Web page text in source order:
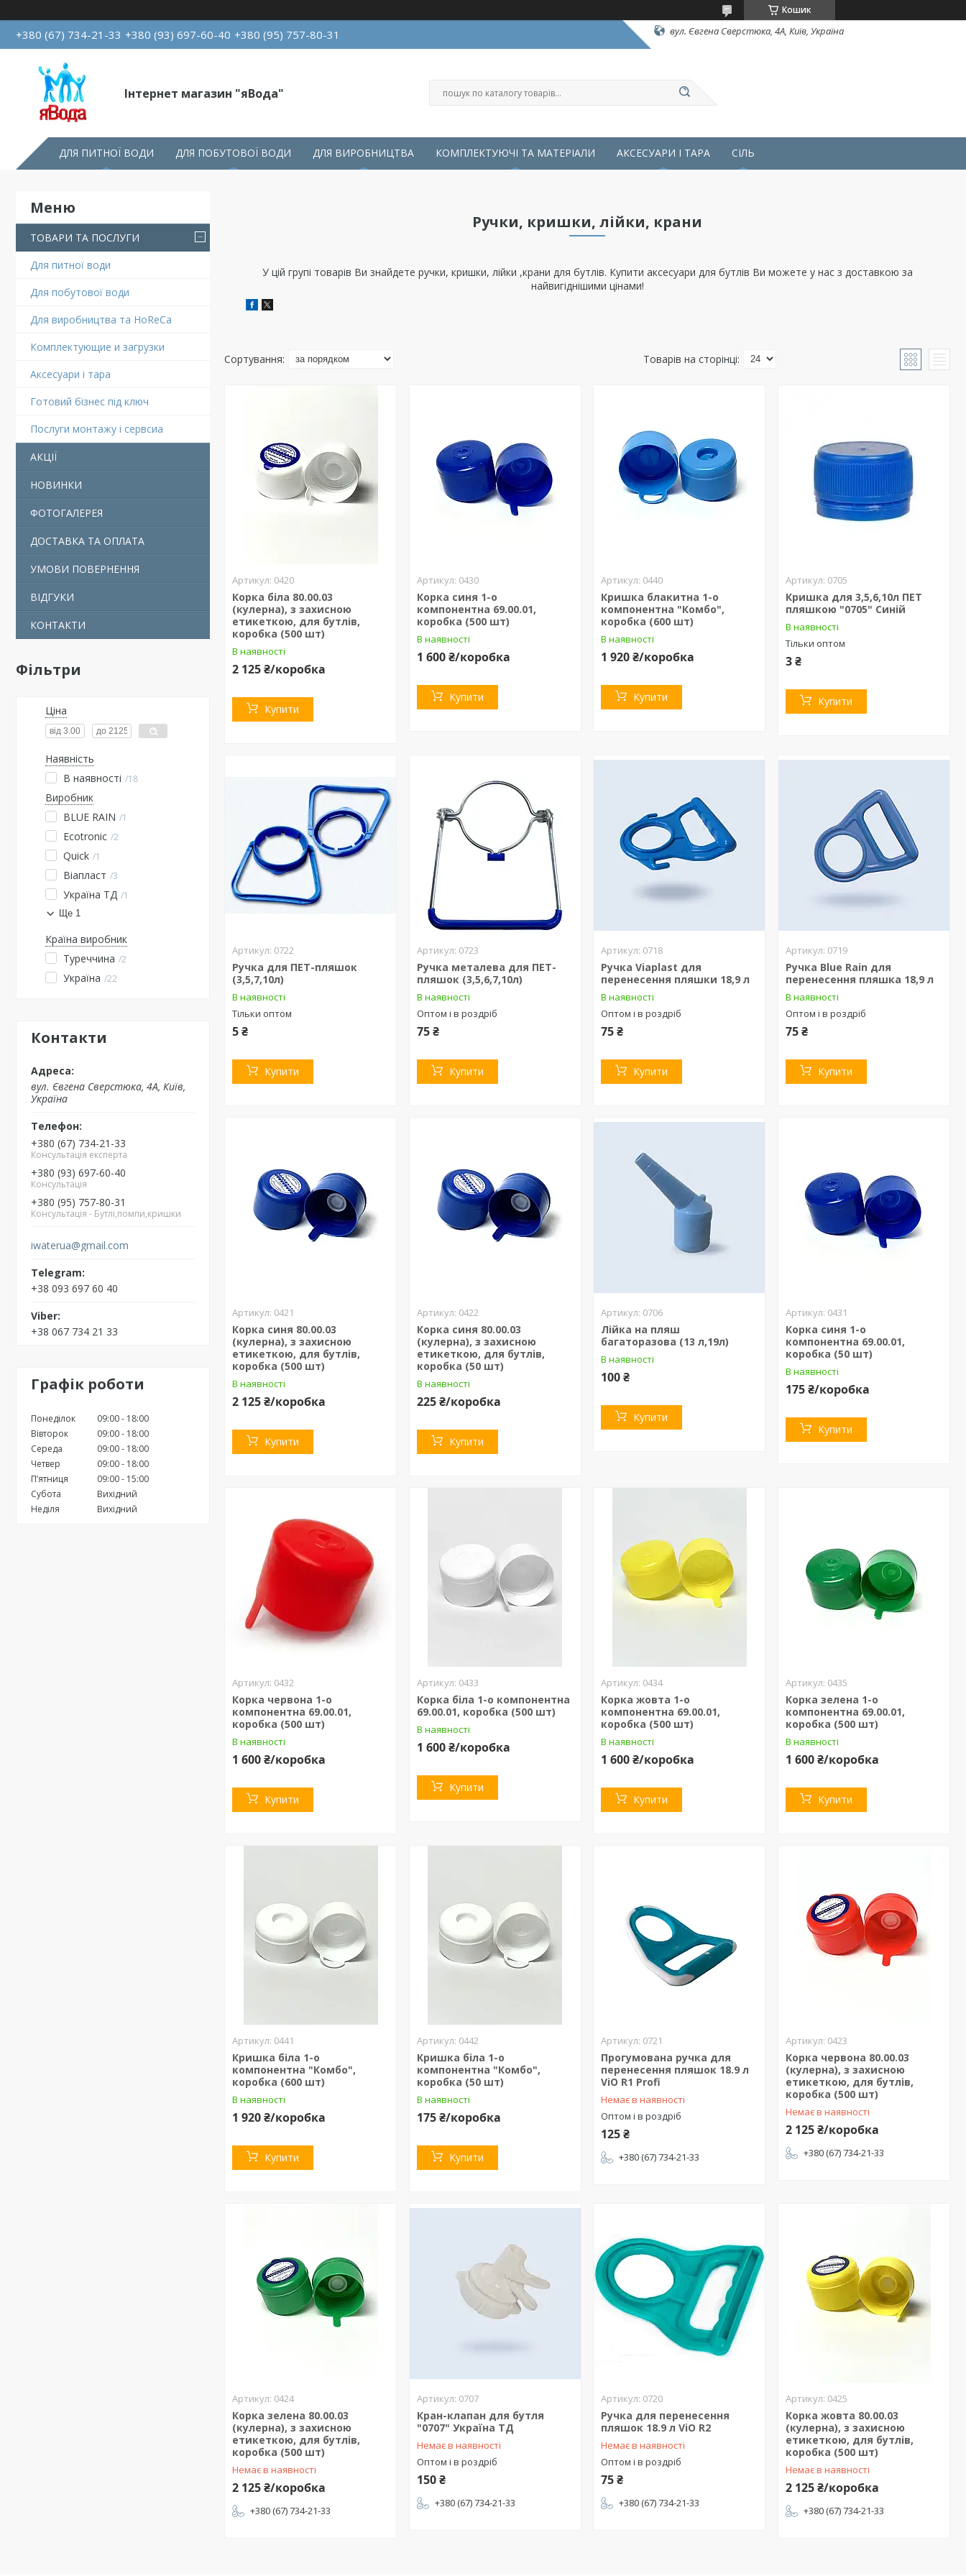
Кошик
+380 (67) 734-21-33 +380 (93) 697-60-40 +380 (95) 757-80-31 вул. Євгена Сверстюка, 4А, Київ, Україна
Інтернет магазин "яВода"
ДЛЯ ПИТНОЇ ВОДИ ДЛЯ ПОБУТОВОЇ ВОДИ ДЛЯ ВИРОБНИЦТВА КОМПЛЕКТУЮЧІ ТА МАТЕРІАЛИ АКСЕСУАРИ І ТАРА СІЛЬ
ТОВАРИ ТА ПОСЛУГИ
Для питної води
Для побутової води
Для виробництва та HoReCa
Комплектующие и загрузки
Аксесуари і тара
Готовий бізнес під ключ
Послуги монтажу і сервсиа
АКЦІЇ
НОВИНКИ
ФОТОГАЛЕРЕЯ
ДОСТАВКА ТА ОПЛАТА
УМОВИ ПОВЕРНЕННЯ
ВІДГУКИ
КОНТАКТИ
Фільтри
Ціна
Наявність
В наявності
18
Виробник
BLUE RAIN
1
Ecotronic 2
Quick 1
Віапласт 3
Україна ТД 1
Ще 1
Країна виробник
Туреччина 2
Україна 22
Контакти
вул. Євгена Сверстюка, 4А, Київ,
Україна
+380 (67) 734-21-33
Консультація експерта
+380 (93) 697-60-40
Консультація
+380 (95) 757-80-31
Консультація - Бутлі,помпи,кришки
iwaterua@gmail.com
+38 093 697 60 40
+38 067 734 21 33
Графік роботи
Понеділок 09:00
18:00
Вівторок
09:00
18:00
Середа
09:00
18:00
Четвер
09:00
18:00
Пʼятниця
09:00
15:00
Субота
Вихідний
Неділя
Вихідний
Ручки, кришки, лійки, крани
У цій групі товарів Ви знайдете ручки, кришки, лійки ,крани для бутлів. Купити аксесуари для бутлів Ви можете у нас з доставкою за
найвигіднішими цінами!
0420
Корка біла 80.00.03
(кулерна), з захисною
етикеткою, для бутлів,
коробка (500 шт)
В наявності
2 125 ₴/коробка
Купити
0430
Корка синя 1-о
компонентна 69.00.01,
коробка (500 шт)
В наявності
1 600 ₴/коробка
Купити
0440
Кришка блакитна 1-о
компонентна "Комбо",
коробка (600 шт)
В наявності
1 920 ₴/коробка
Купити
0705
Кришка для 3,5,6,10л ПЕТ
пляшкою "0705" Синій
В наявності
Тільки оптом
3 ₴
Купити
0722
Ручка для ПЕТ-пляшок
(3,5,7,10л)
В наявності
Тільки оптом
5 ₴
Купити
0723
Ручка металева для ПЕТ-
пляшок (3,5,6,7,10л)
В наявності
Оптом і в роздріб
75 ₴
Купити
0718
Ручка Viaplast для
перенесення пляшки 18,9 л
В наявності
Оптом і в роздріб
75 ₴
Купити
0719
Ручка Blue Rain для
перенесення пляшка 18,9 л
В наявності
Оптом і в роздріб
75 ₴
Купити
0421
Корка синя 80.00.03
(кулерна), з захисною
етикеткою, для бутлів,
коробка (500 шт)
В наявності
2 125 ₴/коробка
Купити
0422
Корка синя 80.00.03
(кулерна), з захисною
етикеткою, для бутлів,
коробка (50 шт)
В наявності
225 ₴/коробка
Купити
0706
Лійка на пляш
багаторазова (13 л,19л)
В наявності
100 ₴
Купити
0431
Корка синя 1-о
компонентна 69.00.01,
коробка (50 шт)
В наявності
175 ₴/коробка
Купити
0432
Корка червона 1-о
компонентна 69.00.01,
коробка (500 шт)
В наявності
1 600 ₴/коробка
Купити
0433
Корка біла 1-о компонентна
69.00.01, коробка (500 шт)
В наявності
1 600 ₴/коробка
Купити
0434
Корка жовта 1-о
компонентна 69.00.01,
коробка (500 шт)
В наявності
1 600 ₴/коробка
Купити
0435
Корка зелена 1-о
компонентна 69.00.01,
коробка (500 шт)
В наявності
1 600 ₴/коробка
Купити
0441
Кришка біла 1-о
компонентна "Комбо",
коробка (600 шт)
В наявності
1 920 ₴/коробка
Купити
0442
Кришка біла 1-о
компонентна "Комбо",
коробка (50 шт)
В наявності
175 ₴/коробка
Купити
0721
Прогумована ручка для
перенесення пляшок 18.9 л
ViO R1 Profi
Немає в наявності
Оптом і в роздріб
125 ₴
+380 (67) 734-21-33
0423
Корка червона 80.00.03
(кулерна), з захисною
етикеткою, для бутлів,
коробка (500 шт)
Немає в наявності
2 125 ₴/коробка
+380 (67) 734-21-33
0424
Корка зелена 80.00.03
(кулерна), з захисною
етикеткою, для бутлів,
коробка (500 шт)
Немає в наявності
2 125 ₴/коробка
+380 (67) 734-21-33
0707
Кран-клапан для бутля
"0707" Україна ТД
Немає в наявності
Оптом і в роздріб
150 ₴
+380 (67) 734-21-33
0720
Ручка для перенесення
пляшок 18.9 л ViO R2
Немає в наявності
Оптом і в роздріб
75 ₴
+380 (67) 734-21-33
0425
Корка жовта 80.00.03
(кулерна), з захисною
етикеткою, для бутлів,
коробка (500 шт)
Немає в наявності
2 125 ₴/коробка
+380 (67) 734-21-33